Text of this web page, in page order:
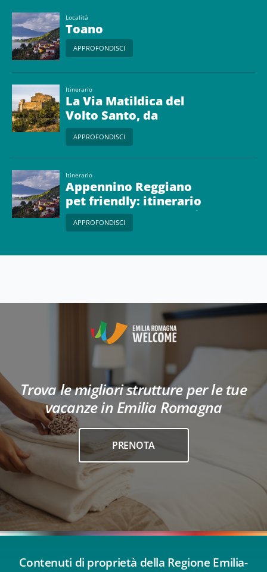
Località
Toano
APPROFONDISCI
Itinerario
La Via Matildica del
Volto Santo, da
Guastalla a San
Pellegrino in Alpe
APPROFONDISCI
Itinerario
Appennino Reggiano
pet friendly: itinerario
tra natura e panorami
APPROFONDISCI
Trova le migliori strutture per le tue
vacanze in Emilia Romagna
PRENOTA
Contenuti di proprietà della Regione Emilia-